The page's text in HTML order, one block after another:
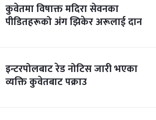
कुवेतमा विषाक्त मदिरा सेवनका
पीडितहरूको अंग झिकेर अरूलाई दान
इन्टरपोलबाट रेड नोटिस जारी भएका
व्यक्ति कुवेतबाट पक्राउ